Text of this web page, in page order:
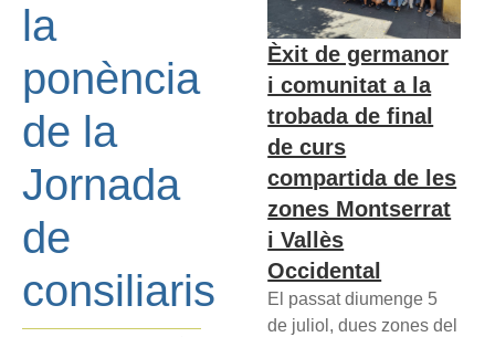
la
ponència
de la
Jornada
de
consiliaris
Èxit de germanor
i comunitat a la
trobada de final
de curs
compartida de les
zones Montserrat
i Vallès
Occidental
El passat diumenge 5
de juliol, dues zones del